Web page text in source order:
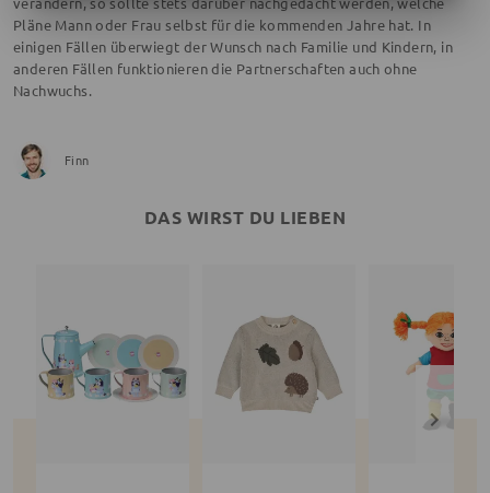
Pläne Mann oder Frau selbst für die kommenden Jahre hat. In
einigen Fällen überwiegt der Wunsch nach Familie und Kindern, in
anderen Fällen funktionieren die Partnerschaften auch ohne
Nachwuchs.
Finn
DAS WIRST DU LIEBEN